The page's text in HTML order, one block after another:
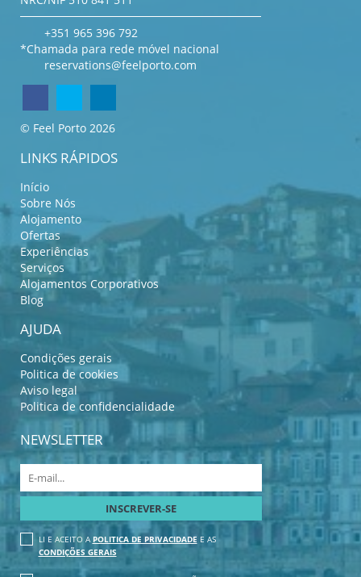
+351 965 396 792
*Chamada para rede móvel nacional
reservations@feelporto.com
© Feel Porto 2026
LINKS RÁPIDOS
Início
Sobre Nós
Alojamento
Ofertas
Experiências
Serviços
Alojamentos Corporativos
Blog
AJUDA
Condições gerais
Politica de cookies
Aviso legal
Politica de confidencialidade
NEWSLETTER
LI E ACEITO A POLITICA DE PRIVACIDADE E AS
CONDIÇÕES GERAIS